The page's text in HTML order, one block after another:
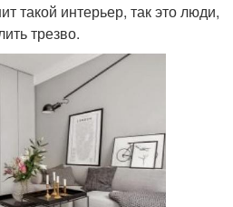
такой интерьер, так это люди,
трезво.